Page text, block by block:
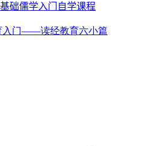
基础儒学入门自学课程
入门——读经教育六小篇